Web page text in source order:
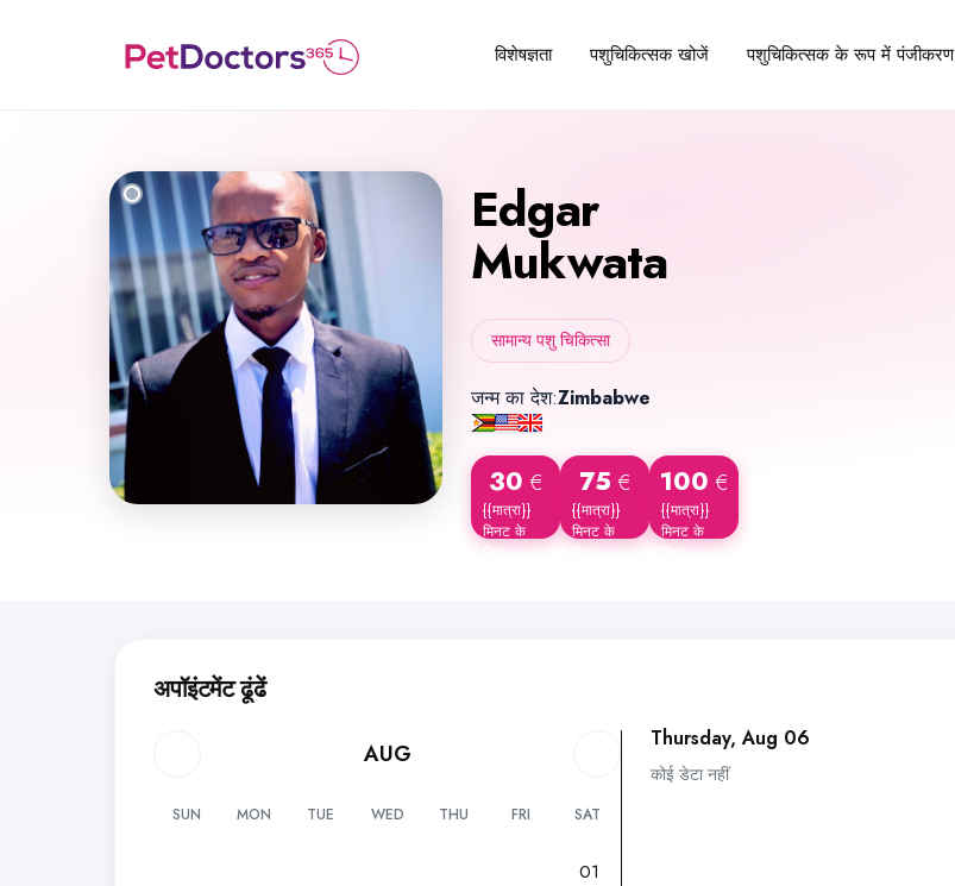
विशेषज्ञता पशुचिकित्सक खोजें पशुचिकित्सक के रूप में पंजीकरण
Edgar
Mukwata
सामान्य पशु चिकित्सा
जन्म का देश:Zimbabwe
30 €
{{मात्रा}}
मिनट के
लिए
75 €
{{मात्रा}}
मिनट के
लिए
100 €
{{मात्रा}}
मिनट के
लिए
अपॉइंटमेंट ढूंढें
AUG
SUN MON TUE WED THU FRI SAT
01
Thursday, Aug 06
कोई डेटा नहीं